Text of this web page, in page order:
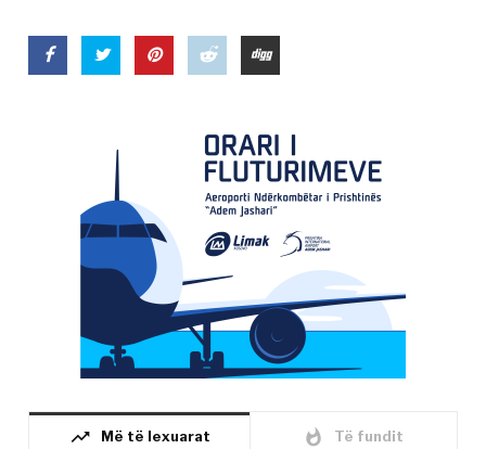
trending_up Më të lexuarat whatshot Të fundit